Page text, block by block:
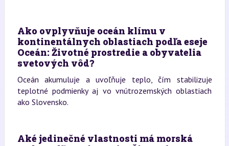
Ako ovplyvňuje oceán klímu v
kontinentálnych oblastiach podľa eseje
Oceán: Životné prostredie a obyvatelia
svetových vôd?
Oceán akumuluje a uvoľňuje teplo, čím stabilizuje
teplotné podmienky aj vo vnútrozemských oblastiach
ako Slovensko.
Aké jedinečné vlastnosti má morská